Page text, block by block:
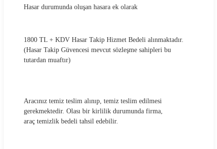
Hasar durumunda oluşan hasara ek olarak
1800 TL + KDV Hasar Takip Hizmet Bedeli alınmaktadır.
(Hasar Takip Güvencesi mevcut sözleşme sahipleri bu
tutardan muaftır)
Aracınız temiz teslim alınıp, temiz teslim edilmesi
gerekmektedir. Olası bir kirlilik durumunda firma,
araç temizlik bedeli tahsil edebilir.